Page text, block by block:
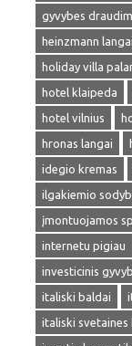
gyvybes
heinzmann langai
holiday villa
hotel klaipeda
hotel vilnius
hronas langai
idegio kremas
ilgakiemio
įmontuojamos
internetu pigiau
investicinis
italiski baldai
italiski svetaines